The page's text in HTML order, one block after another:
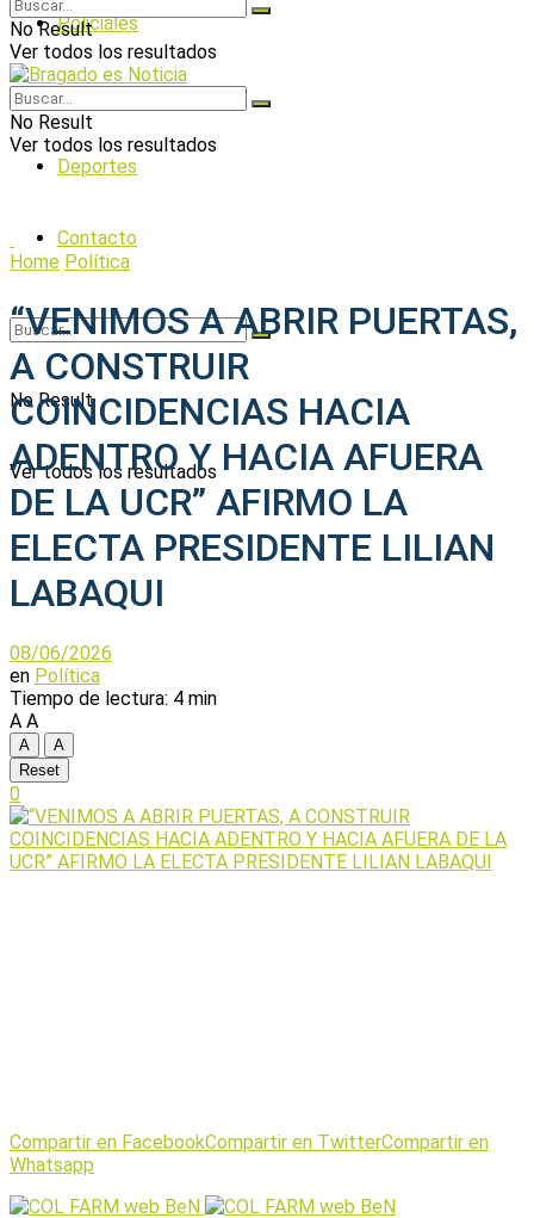
Policiales
Política
Deportes
Contacto
No Result
Ver todos los resultados
No Result
Ver todos los resultados
No Result
Ver todos los resultados
Home Política
“VENIMOS A ABRIR PUERTAS,
A CONSTRUIR
COINCIDENCIAS HACIA
ADENTRO Y HACIA AFUERA
DE LA UCR” AFIRMO LA
ELECTA PRESIDENTE LILIAN
LABAQUI
08/06/2026
en Política
Tiempo de lectura: 4 min
A A
A
A
Reset
0
Compartir en FacebookCompartir en TwitterCompartir en
Whatsapp